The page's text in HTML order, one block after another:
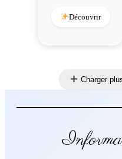
Découvrir
Charger